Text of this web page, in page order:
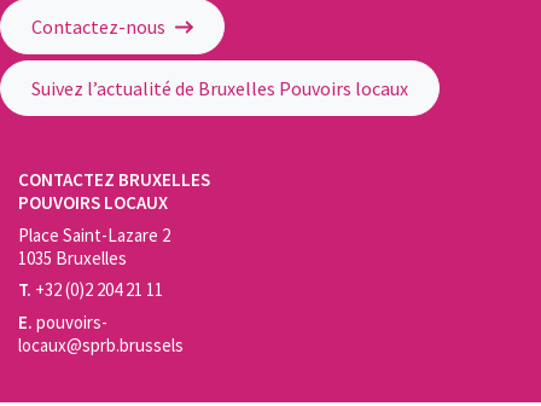
Contactez-nous
Suivez l’actualité de Bruxelles Pouvoirs locaux
CONTACTEZ BRUXELLES
POUVOIRS LOCAUX
Place Saint-Lazare 2
1035 Bruxelles
T. +32 (0)2 204 21 11
E. pouvoirs-
locaux@sprb.brussels